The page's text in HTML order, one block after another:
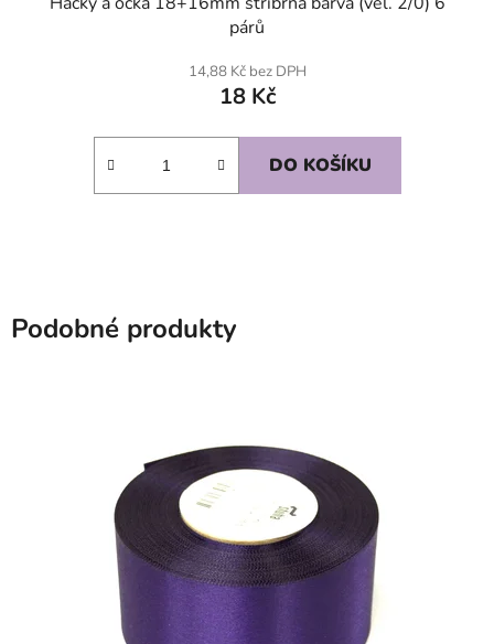
párů
14,88 Kč bez DPH
18 Kč
DO KOŠÍKU
Podobné produkty